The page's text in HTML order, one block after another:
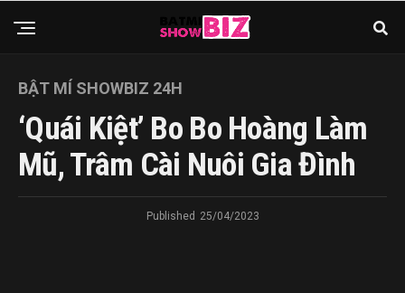
BẬT MÍ SHOWBIZ 24H
‘Quái Kiệt’ Bo Bo Hoàng Làm
Mũ, Trâm Cài Nuôi Gia Đình
Published 25/04/2023